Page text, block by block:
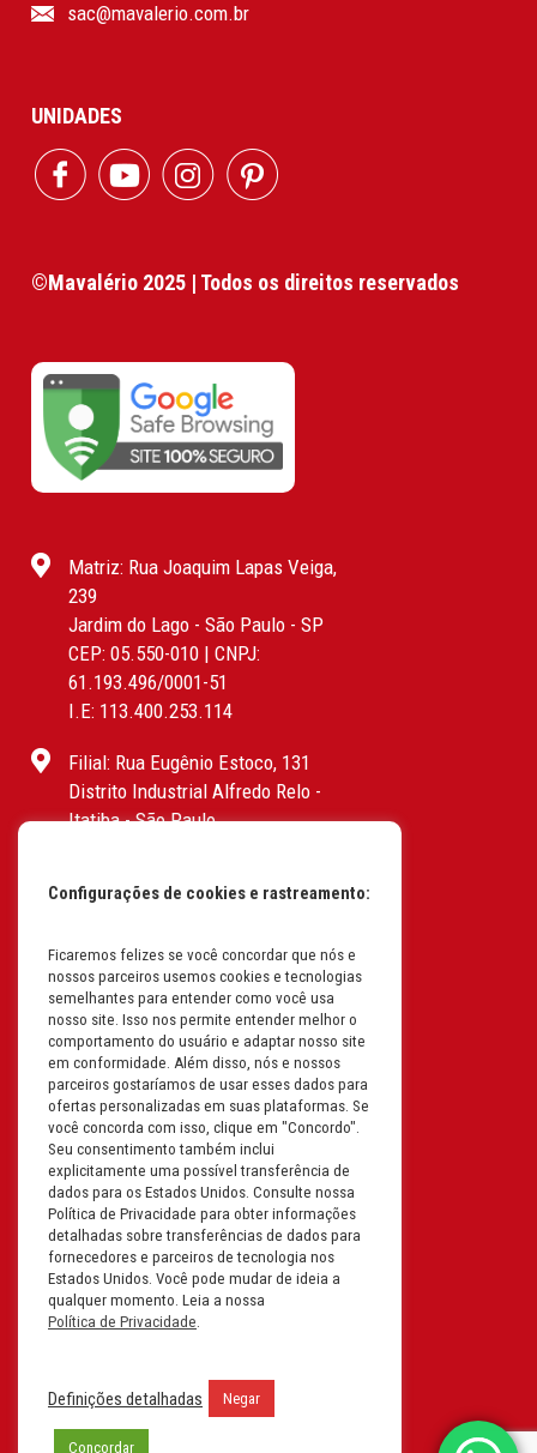
sac@mavalerio.com.br
UNIDADES
©Mavalério 2025 | Todos os direitos reservados
Matriz: Rua Joaquim Lapas Veiga,
239
Jardim do Lago - São Paulo - SP
CEP: 05.550-010 | CNPJ:
61.193.496/0001-51
I.E: 113.400.253.114
Filial: Rua Eugênio Estoco, 131
Distrito Industrial Alfredo Relo -
Itatiba - São Paulo
I.E: 382.096.357.1147
Filial: Av. Odila Chaves Rodrigues,
1277
Parque industrial RM - Condomínio
Therapark - Jundiaí - São Paulo
CEP: 13.213-087 | CNPJ:
61.193.496/0018-08
I.E: 407.642.800.114
Filial: Rua em Projeto G, 728 – Letra A
B C D
Tabuleiro do Martins – Maceió -
Alagoas
CEP. 57081-036 | CNPJ:
61.193.496/0014-76
Filial: Mavalerio, USA Inc.
11990 N Lakeridge Pkwy
Configurações de cookies e rastreamento:
Ficaremos felizes se você concordar que nós e
nossos parceiros usemos cookies e tecnologias
semelhantes para entender como você usa
nosso site. Isso nos permite entender melhor o
comportamento do usuário e adaptar nosso site
em conformidade. Além disso, nós e nossos
parceiros gostaríamos de usar esses dados para
ofertas personalizadas em suas plataformas. Se
você concorda com isso, clique em "Concordo".
Seu consentimento também inclui
explicitamente uma possível transferência de
dados para os Estados Unidos. Consulte nossa
Política de Privacidade para obter informações
detalhadas sobre transferências de dados para
fornecedores e parceiros de tecnologia nos
Estados Unidos. Você pode mudar de ideia a
qualquer momento. Leia a nossa
Política de Privacidade.
Definições detalhadas Negar
Concordar